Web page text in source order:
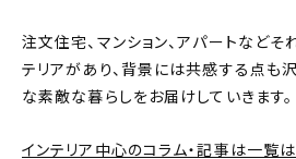
おすすめの記事
注文住宅、マンション、アパートなど
テリアがあり、背景には共感する点も
な素敵な暮らしをお届けしていきます。
インテリア中心のコラム・記事は一覧は